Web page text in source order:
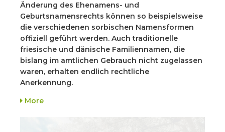
Änderung des Ehenamens- und
Geburtsnamensrechts können so beispielsweise
die verschiedenen sorbischen Namensformen
offiziell geführt werden. Auch traditionelle
friesische und dänische Familiennamen, die
bislang im amtlichen Gebrauch nicht zugelassen
waren, erhalten endlich rechtliche
Anerkennung.
More